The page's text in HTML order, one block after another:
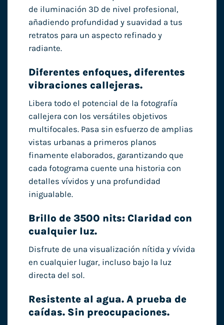
de iluminación 3D de nivel profesional,
añadiendo profundidad y suavidad a tus
retratos para un aspecto refinado y
radiante.
Diferentes enfoques, diferentes
vibraciones callejeras.
Libera todo el potencial de la fotografía
callejera con los versátiles objetivos
multifocales. Pasa sin esfuerzo de amplias
vistas urbanas a primeros planos
finamente elaborados, garantizando que
cada fotograma cuente una historia con
detalles vívidos y una profundidad
inigualable.
Brillo de 3500 nits: Claridad con
cualquier luz.
Disfrute de una visualización nítida y vívida
en cualquier lugar, incluso bajo la luz
directa del sol.
Resistente al agua. A prueba de
caídas. Sin preocupaciones.